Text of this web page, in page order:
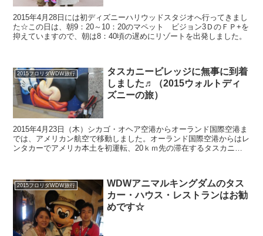
2015年4月28日には初ディズニーハリウッドスタジオへ行ってきまし
た☆この日は、朝9：20～10：20のマペット ビジョン3ＤのＦＰ+を
抑えていますので、朝は8：40頃の遅めにリゾートを出発しました。
2015フロリダWDW旅行
タスカニービレッジに無事に到着
しました♬（2015ウォルトディ
ズニーの旅）
2015年4月23日（木）シカゴ・オヘア空港からオーランド国際空港ま
では、アメリカン航空で移動しました。オーランド国際空港からはレ
ンタカーでアメリカ本土を初運転、20ｋｍ先の滞在するタスカニー
2015フロリダWDW旅行
WDWアニマルキングダムのタス
カー・ハウス・レストランはお勧
めです☆